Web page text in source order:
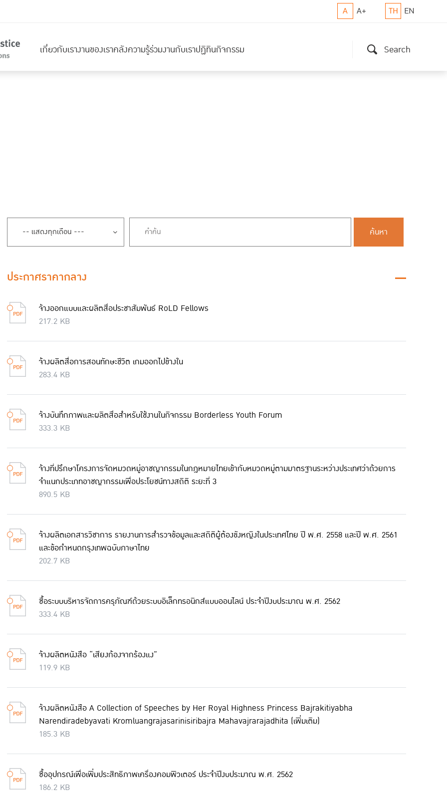
A A+ TH EN
เกี่ยวกับเรางานของเราคลังความรู้ร่วมงานกับเราปฏิทินกิจกรรม Search
ค้นหา
ประกาศราคากลาง
จ้างออกแบบและผลิตสื่อประชาสัมพันธ์ RoLD Fellows
217.2 KB
จ้างผลิตสื่อการสอนทักษะชีวิต เกมออกไปข้างใน
283.4 KB
จ้างบันทึกภาพและผลิตสื่อสำหรับใช้งานในกิจกรรม Borderless Youth Forum
333.3 KB
จ้างที่ปรึกษาโครงการจัดหมวดหมู่อาชญากรรมในกฎหมายไทยเข้ากับหมวดหมู่ตามมาตรฐานระหว่างประเทศว่าด้วยการ
จำแนกประเภทอาชญากรรมเพื่อประโยชน์ทางสถิติ ระยะที่ 3
890.5 KB
จ้างผลิตเอกสารวิชาการ รายงานการสำรวจข้อมูลและสถิติผู้ต้องขังหญิงในประเทศไทย ปี พ.ศ. 2558 และปี พ.ศ. 2561
และข้อกำหนดกรุงเทพฉบับภาษาไทย
202.7 KB
ซื้อระบบบริหารจัดการครุภัณฑ์ด้วยระบบอิเล็กทรอนิกส์แบบออนไลน์ ประจำปีงบประมาณ พ.ศ. 2562
333.4 KB
จ้างผลิตหนังสือ “เสียงก้องจากร้องแง”
119.9 KB
จ้างผลิตหนังสือ A Collection of Speeches by Her Royal Highness Princess Bajrakitiyabha
Narendiradebyavati Kromluangrajasarinisiribajra Mahavajrarajadhita (เพิ่มเติม)
185.3 KB
ซื้ออุปกรณ์เพื่อเพิ่มประสิทธิภาพเครื่องคอมพิวเตอร์ ประจำปีงบประมาณ พ.ศ. 2562
186.2 KB